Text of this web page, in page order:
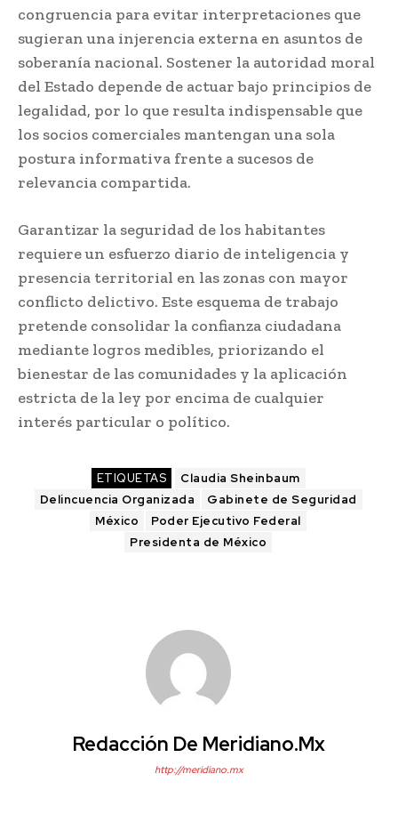
congruencia para evitar interpretaciones que
sugieran una injerencia externa en asuntos de
soberanía nacional. Sostener la autoridad moral
del Estado depende de actuar bajo principios de
legalidad, por lo que resulta indispensable que
los socios comerciales mantengan una sola
postura informativa frente a sucesos de
relevancia compartida.
Garantizar la seguridad de los habitantes
requiere un esfuerzo diario de inteligencia y
presencia territorial en las zonas con mayor
conflicto delictivo. Este esquema de trabajo
pretende consolidar la confianza ciudadana
mediante logros medibles, priorizando el
bienestar de las comunidades y la aplicación
estricta de la ley por encima de cualquier
interés particular o político.
ETIQUETAS
Claudia Sheinbaum
Delincuencia Organizada
Gabinete de Seguridad
México
Poder Ejecutivo Federal
Presidenta de México
Redacción De Meridiano.mx
http://meridiano.mx